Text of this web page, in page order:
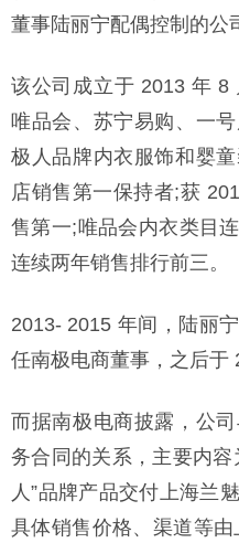
董事陆丽宁配偶控制的公
该公司成立于 2013 年 8
唯品会、苏宁易购、一
极人品牌内衣服饰和婴
店销售第一保持者;获
售第一;唯品会内衣类目
连续两年销售排行前三。
2013- 2015 年间，陆丽
任南极电商董事，之后于
而据南极电商披露，公
务合同的关系，主要内
人”品牌产品交付上海兰
具体销售价格、渠道等